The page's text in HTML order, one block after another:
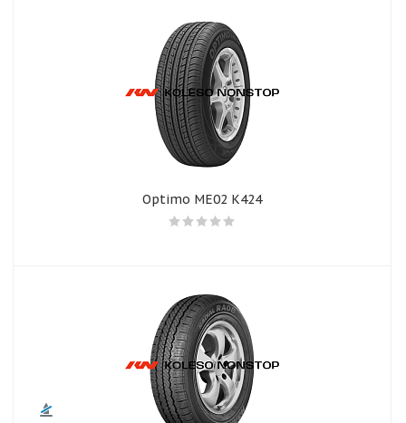
Optimo ME02 K424